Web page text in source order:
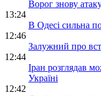
Ворог знову
13:24
В Одесі сильна
12:46
Залужний про
12:44
Іран розглядав
Україні
12:42